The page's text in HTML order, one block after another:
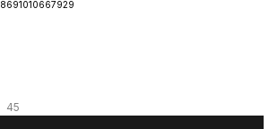
8691010667929
45